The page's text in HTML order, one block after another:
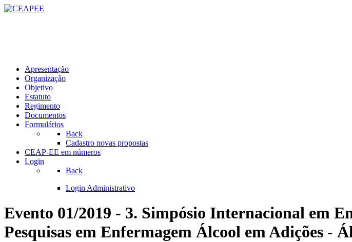
Apresentação
Organização
Objetivo
Estatuto
Regimento
Documentos
Formulários
Back
Cadastro novas propostas
CEAP-EE em números
Login
Back
Login Administrativo
Evento 01/2019 - 3. Simpósio Internacional em
Pesquisas em Enfermagem Álcool em Adições -